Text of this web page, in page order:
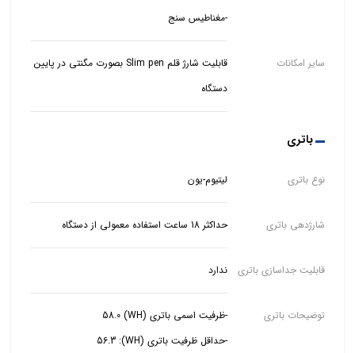
-مغناطیس سنج
سایر امکانات
قابلیت شارژ قلم Slim pen بصورت مگنتی در پایین
دستگاه
باتری
نوع باتری لیتیوم-یون
شارژدهی باتری حداکثر 18 ساعت استفاده معمولی از دستگاه
قابلیت جداسازی باتری ندارد
توضیحات باتری
-حداقل ظرفیت باتری (WH): 56.3